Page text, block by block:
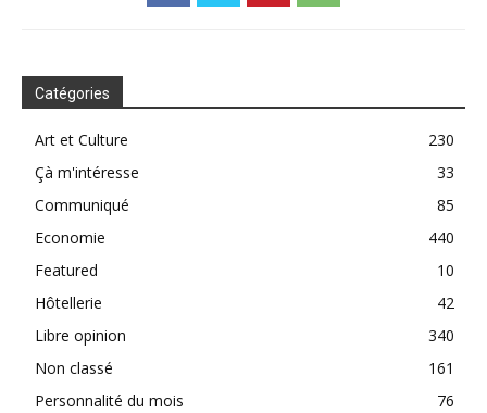
Catégories
Art et Culture
230
Çà m'intéresse
33
Communiqué
85
Economie
440
Featured
10
Hôtellerie
42
Libre opinion
340
Non classé
161
Personnalité du mois
76